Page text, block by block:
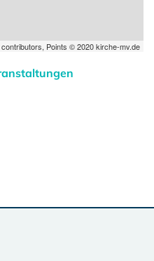
contributors, Points © 2020 kirche-mv.de